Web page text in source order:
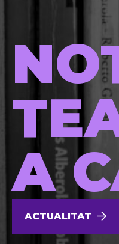
A
ACTUALITAT